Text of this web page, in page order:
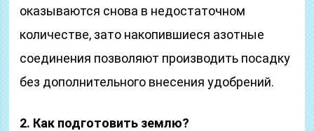
оказываются снова в недостаточном
количестве, зато накопившиеся азотные
соединения позволяют производить посадку
без дополнительного внесения удобрений.
2. Как подготовить землю?